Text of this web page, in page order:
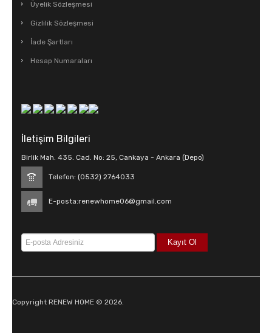
Üyelik Sözleşmesi
Gizlilik Sözleşmesi
İade Şartları
Hesap Numaraları
İletişim Bilgileri
Birlik Mah. 435. Cad. No: 25, Cankaya - Ankara (Depo)
Telefon: (0532) 2764033
E-posta:renewhome06@gmail.com
Copyright RENEW HOME © 2026.